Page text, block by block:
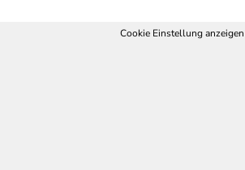
Cookie Einstellung anzeigen